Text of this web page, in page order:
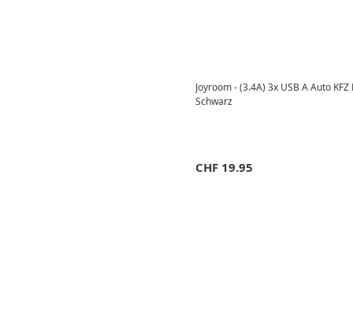
Joyroom - (3.4A) 3x USB A Auto
Schwarz
CHF 19.95